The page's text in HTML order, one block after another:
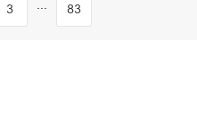
3 ... 83